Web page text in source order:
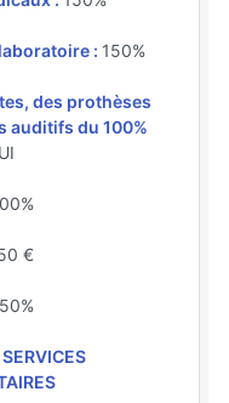
: 150%
des prothèses
auditifs du 100%
€